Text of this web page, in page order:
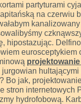
partyturami
na czerwiu
hipostazując.
eurosceptykiem
projektowanie
hultającymi
Bo jak,
stron
hydrofobową.